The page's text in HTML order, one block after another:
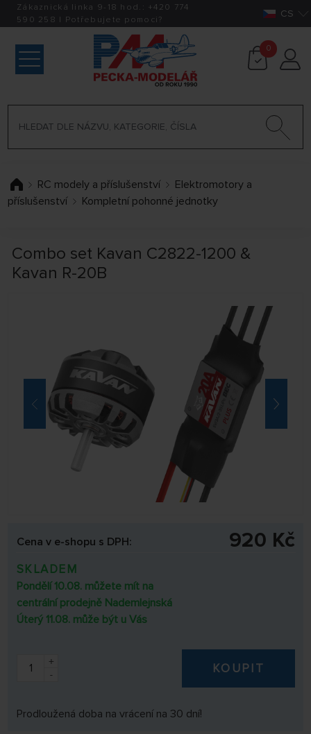
Zákaznická linka 9-18 hod.: +420 774
590 258 | Potřebujete pomoci? CS
0
RC modely a příslušenství
Elektromotory a
příslušenství
Kompletní pohonné jednotky
Combo set Kavan C2822-1200 &
Kavan R-20B
Cena v e-shopu s DPH: 920 Kč
SKLADEM
Pondělí 10.08. můžete mít na
centrální prodejně Nademlejnská
Úterý 11.08. může být u Vás
+
-
KOUPIT
Prodloužená doba na vrácení na 30 dní!